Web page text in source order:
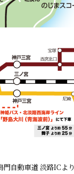
門自動車道 淡路ICよ